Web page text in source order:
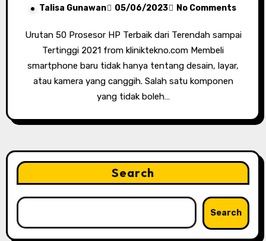
Talisa Gunawan 05/06/2023 No Comments
Urutan 50 Prosesor HP Terbaik dari Terendah sampai
Tertinggi 2021 from kliniktekno.com Membeli
smartphone baru tidak hanya tentang desain, layar,
atau kamera yang canggih. Salah satu komponen
yang tidak boleh…
Search
Search